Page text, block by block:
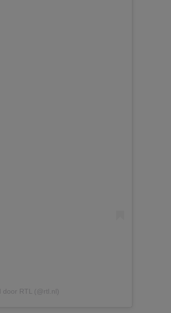
door RTL (@rtl.nl)